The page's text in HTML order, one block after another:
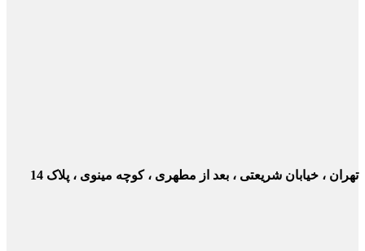
، خیابان شریعتی ، بعد از مطهری ، کوچه مینوی ، پلاک 14